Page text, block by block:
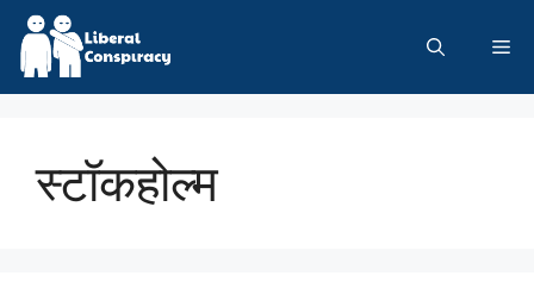
Skip
content
स्टॉकहोल्म